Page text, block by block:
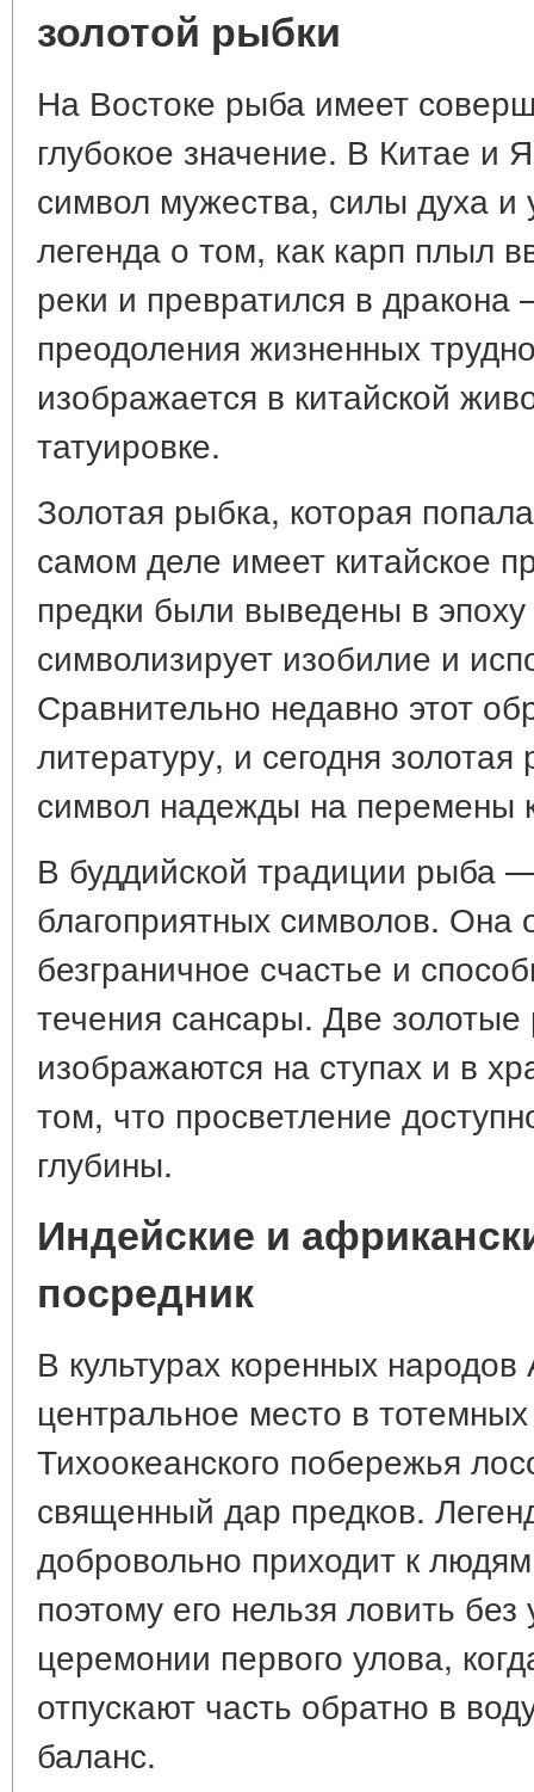
золотой рыбки
На Востоке рыба имеет
глубокое значение. В Китае и
символ мужества, силы духа и
легенда о том, как карп плыл
реки и превратился в
преодоления жизненных
изображается в китайской
татуировке.
Золотая рыбка, которая
самом деле имеет китайское
предки были выведены в
символизирует изобилие и
Сравнительно недавно этот
литературу, и сегодня
символ надежды на перемены
В буддийской традиции рыба
благоприятных символов. Она
безграничное счастье и
течения сансары. Две
изображаются на ступах и в
том, что просветление
глубины.
Индейские и
посредник
В культурах коренных
центральное место в
Тихоокеанского побережья
священный дар предков.
добровольно приходит к
поэтому его нельзя ловить
церемонии первого улова,
отпускают часть обратно в
баланс.